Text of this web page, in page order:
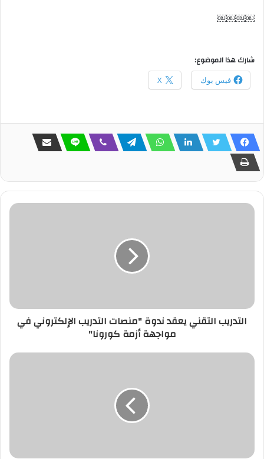
￼￼￼￼
شارك هذا الموضوع:
فيس بوك X
التدريب التقني يعقد ندوة "منصات التدريب الإلكتروني في
مواجهة أزمة كورونا"